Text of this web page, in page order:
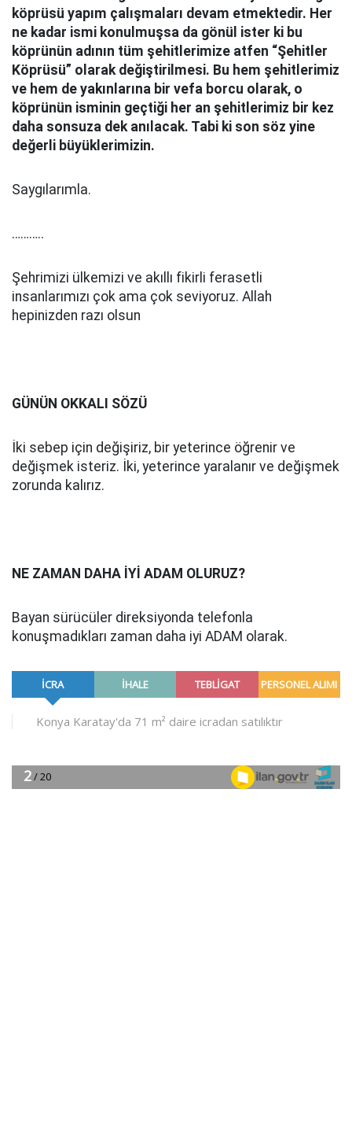
köprüsü yapım çalışmaları devam etmektedir. Her
ne kadar ismi konulmuşsa da gönül ister ki bu
köprünün adının tüm şehitlerimize atfen “Şehitler
Köprüsü” olarak değiştirilmesi. Bu hem şehitlerimiz
ve hem de yakınlarına bir vefa borcu olarak, o
köprünün isminin geçtiği her an şehitlerimiz bir kez
daha sonsuza dek anılacak. Tabi ki son söz yine
değerli büyüklerimizin.
Saygılarımla.
………..
Şehrimizi ülkemizi ve akıllı fikirli ferasetli
insanlarımızı çok ama çok seviyoruz. Allah
hepinizden razı olsun
GÜNÜN OKKALI SÖZÜ
İki sebep için değişiriz, bir yeterince öğrenir ve
değişmek isteriz. İki, yeterince yaralanır ve değişmek
zorunda kalırız.
NE ZAMAN DAHA İYİ ADAM OLURUZ?
Bayan sürücüler direksiyonda telefonla
konuşmadıkları zaman daha iyi ADAM olarak.